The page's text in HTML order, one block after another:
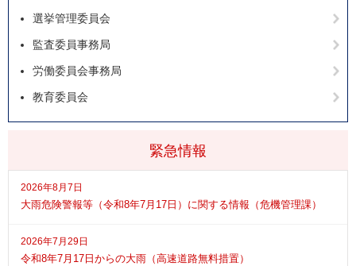
緊急情報
2026年8月7日
大雨危険警報等（令和8年7月17日）に関する情報（危機管理課）
2026年7月29日
令和8年7月17日からの大雨（高速道路無料措置）
選挙管理委員会
監査委員事務局
労働委員会事務局
教育委員会